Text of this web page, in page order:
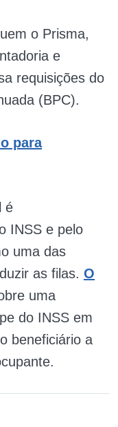
o Prisma,
e
requisições do
(BPC).
para
é
INSS e pelo
uma das
as filas. O
uma
do INSS em
beneficiário a